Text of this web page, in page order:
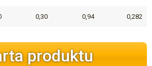
0,30 0,94 0,282
produktu